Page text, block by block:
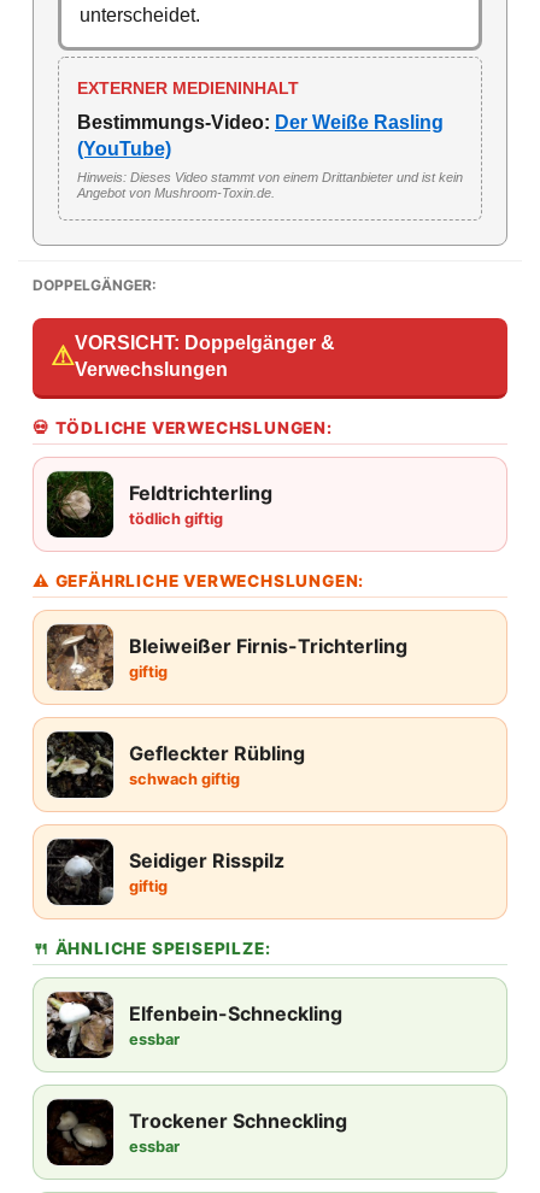
unterscheidet.
EXTERNER MEDIENINHALT
Bestimmungs-Video: Der Weiße Rasling
(YouTube)
Hinweis: Dieses Video stammt von einem Drittanbieter und ist kein
Angebot von Mushroom-Toxin.de.
DOPPELGÄNGER:
⚠VORSICHT: Doppelgänger &
Verwechslungen
💀 TÖDLICHE VERWECHSLUNGEN:
Feldtrichterling
tödlich giftig
⚠ GEFÄHRLICHE VERWECHSLUNGEN:
Bleiweißer Firnis-Trichterling
giftig
Gefleckter Rübling
schwach giftig
Seidiger Risspilz
giftig
🍴 ÄHNLICHE SPEISEPILZE:
Elfenbein-Schneckling
essbar
Trockener Schneckling
essbar